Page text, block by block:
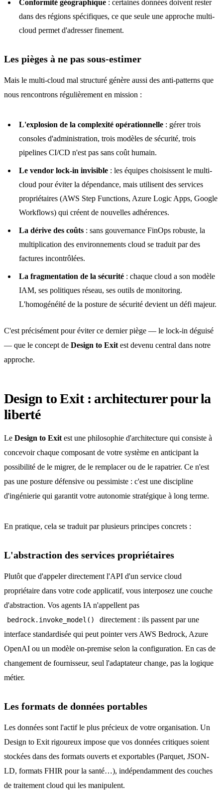
Conformité géographique: certaines données doivent rester
dans des régions spécifiques, ce que seule une approche multi-
cloud permet d'adresser finement.
Les pièges à ne pas sous-estimer
Mais le multi-cloud mal structuré génère aussi des anti-patterns que
nous rencontrons régulièrement en mission :
L'explosion de la complexité opérationnelle: gérer trois
consoles d'administration, trois modèles de sécurité, trois
pipelines CI/CD n'est pas sans coût humain.
Le vendor lock-in invisible: les équipes choisissent le multi-
cloud pour éviter la dépendance, mais utilisent des services
propriétaires (AWS Step Functions, Azure Logic Apps, Google
Workflows) qui créent de nouvelles adhérences.
La dérive des coûts: sans gouvernance FinOps robuste, la
multiplication des environnements cloud se traduit par des
factures incontrôlées.
La fragmentation de la sécurité: chaque cloud a son modèle
IAM, ses politiques réseau, ses outils de monitoring.
L'homogénéité de la posture de sécurité devient un défi majeur.
C'est précisément pour éviter ce dernier piège — le lock-in déguisé
— que le concept de Design to Exit est devenu central dans notre
approche.
Design to Exit : architecturer pour la
liberté
Le Design to Exit est une philosophie d'architecture qui consiste à
concevoir chaque composant de votre système en anticipant la
possibilité de le migrer, de le remplacer ou de le rapatrier. Ce n'est
pas une posture défensive ou pessimiste : c'est une discipline
d'ingénierie qui garantit votre autonomie stratégique à long terme.
En pratique, cela se traduit par plusieurs principes concrets :
L'abstraction des services propriétaires
Plutôt que d'appeler directement l'API d'un service cloud
propriétaire dans votre code applicatif, vous interposez une couche
d'abstraction. Vos agents IA n'appellent pas
bedrock.invoke_model()
directement : ils passent par une
interface standardisée qui peut pointer vers AWS Bedrock, Azure
OpenAI ou un modèle on-premise selon la configuration. En cas de
changement de fournisseur, seul l'adaptateur change, pas la logique
métier.
Les formats de données portables
Les données sont l'actif le plus précieux de votre organisation. Un
Design to Exit rigoureux impose que vos données critiques soient
stockées dans des formats ouverts et exportables (Parquet, JSON-
LD, formats FHIR pour la santé…), indépendamment des couches
de traitement cloud qui les manipulent.